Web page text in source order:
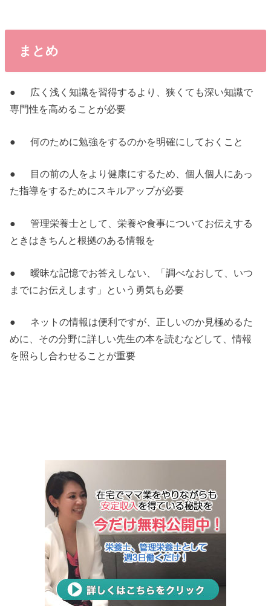
まとめ
● 広く浅く知識を習得するより、狭くても深い知識で
専門性を高めることが必要
● 何のために勉強をするのかを明確にしておくこと
● 目の前の人をより健康にするため、個人個人にあっ
た指導をするためにスキルアップが必要
● 管理栄養士として、栄養や食事についてお伝えする
ときはきちんと根拠のある情報を
● 曖昧な記憶でお答えしない、「調べなおして、いつ
までにお伝えします」という勇気も必要
● ネットの情報は便利ですが、正しいのか見極めるた
めに、その分野に詳しい先生の本を読むなどして、情報
を照らし合わせることが重要